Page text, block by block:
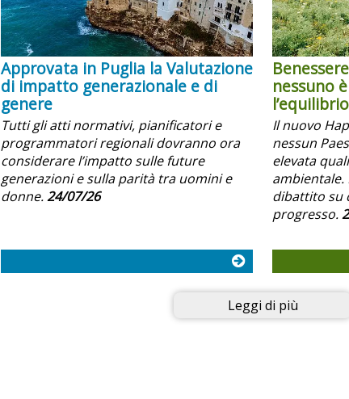
Approvata in Puglia la Valutazione
di impatto generazionale e di
genere
Tutti gli atti normativi, pianificatori e
programmatori regionali dovranno ora
considerare l’impatto sulle future
generazioni e sulla parità tra uomini e
donne.24/07/26
nessuno
l’equilibrio
Il nuovo
nessun
elevata
dibattito su
progresso.
Leggi di più